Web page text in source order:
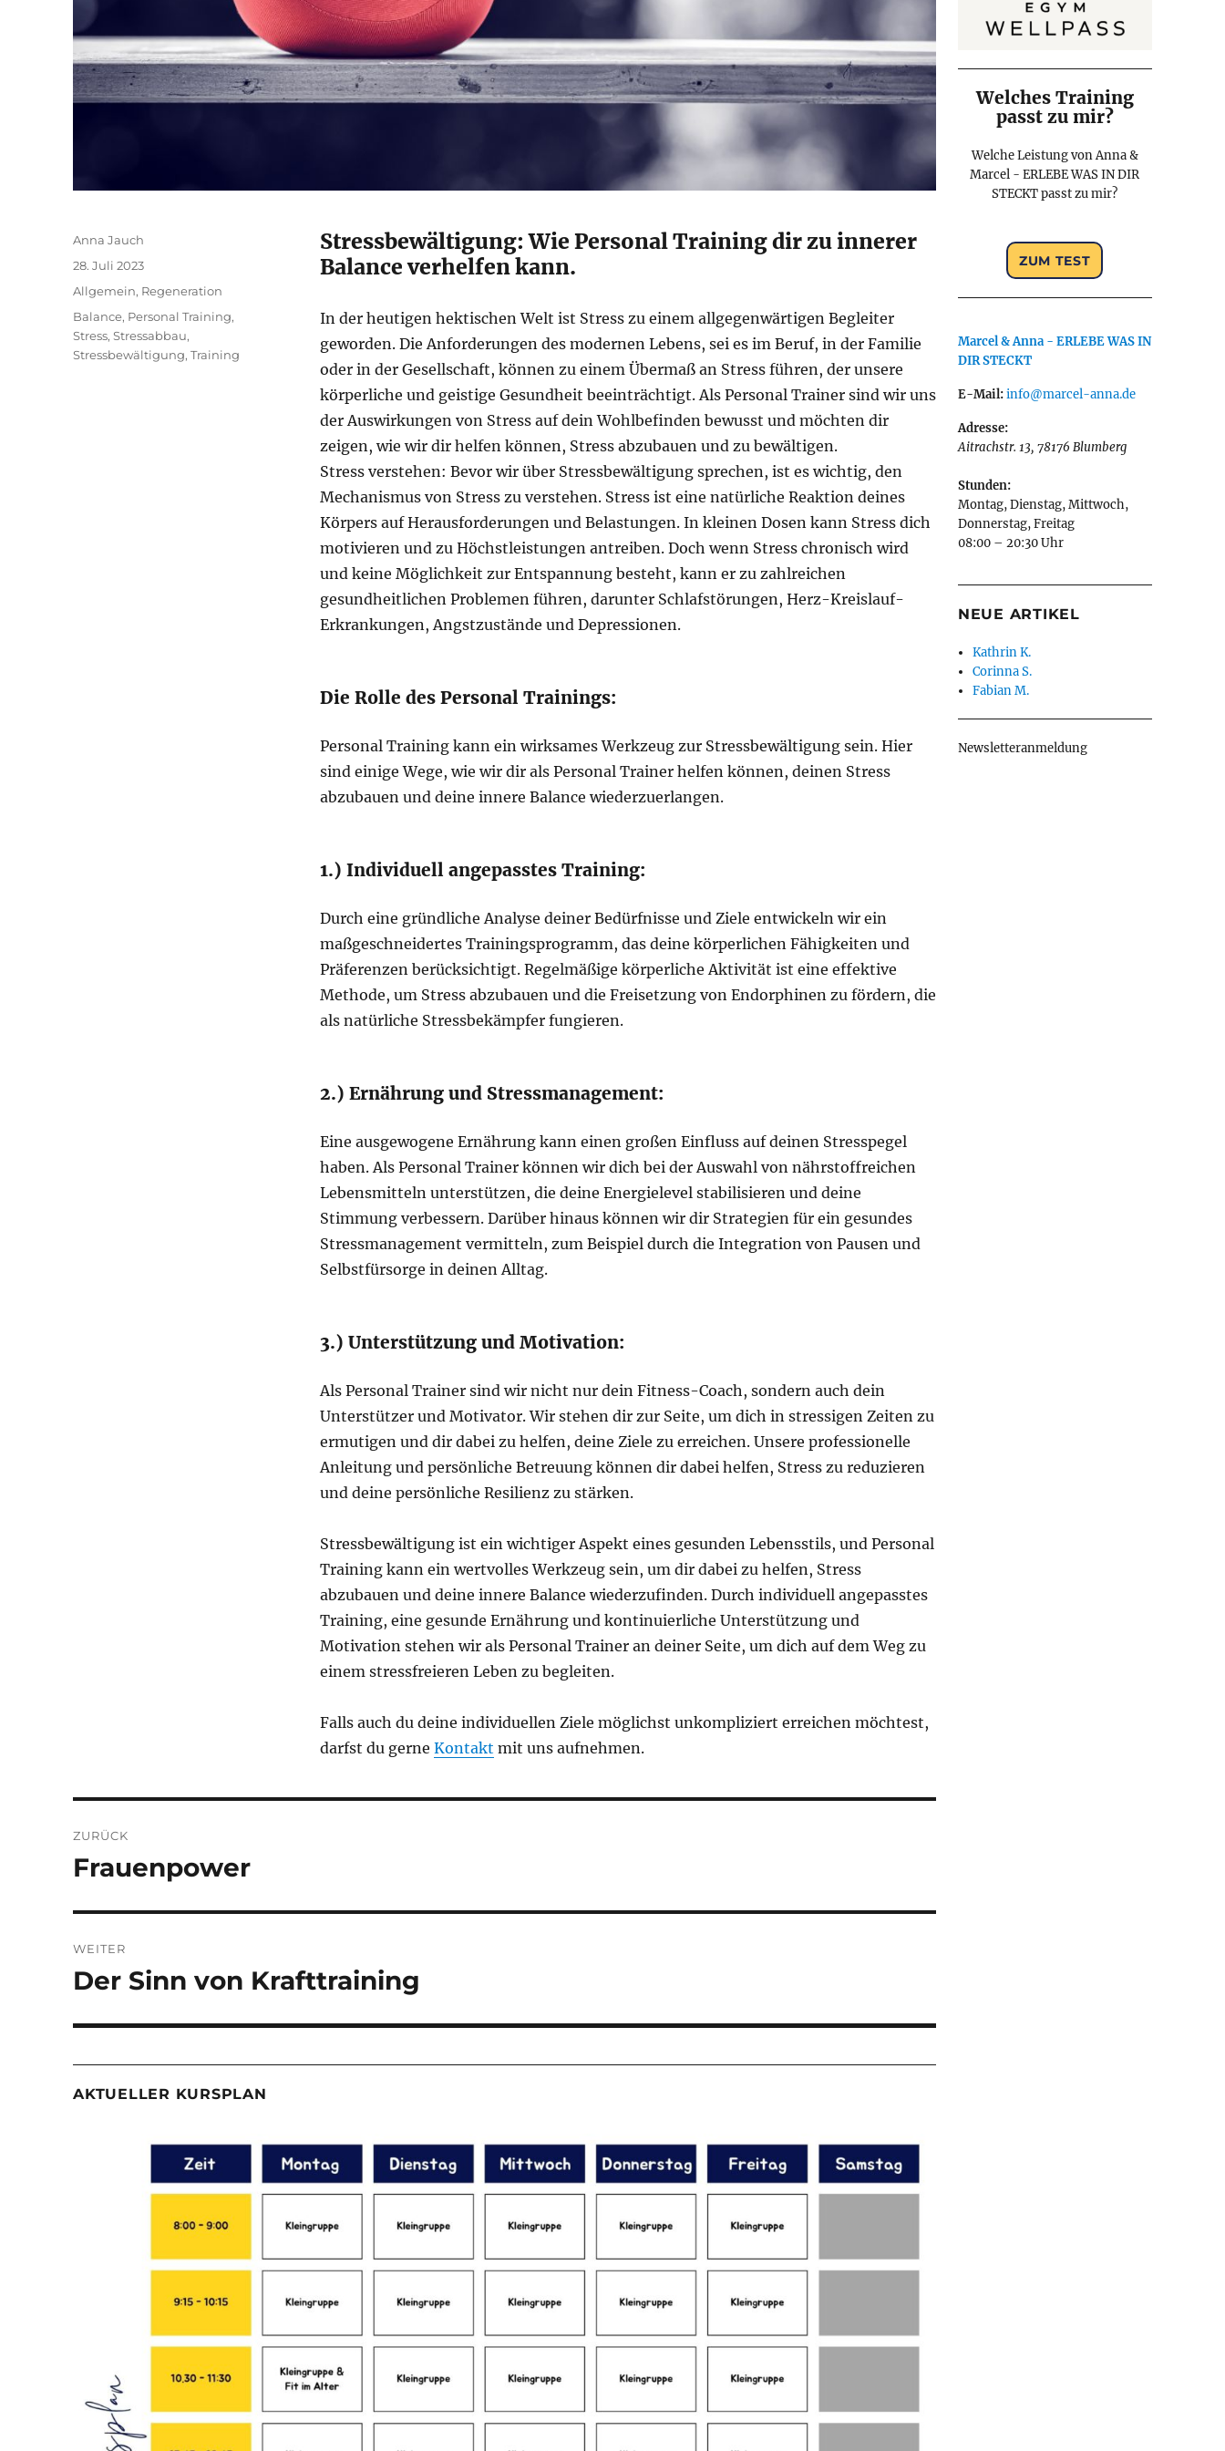
Stressbewältigung: Wie Personal Training dir zu innerer
Balance verhelfen kann.
In der heutigen hektischen Welt ist Stress zu einem allgegenwärtigen Begleiter
geworden.Die Anforderungen des modernen Lebens, sei es im Beruf, in der Familie
oder in der Gesellschaft, können zu einem Übermaß an Stress führen, der unsere
körperliche und geistige Gesundheit beeinträchtigt. Als Personal Trainer sind wir uns
der Auswirkungen von Stress auf dein Wohlbefinden bewusst und möchten dir
zeigen, wie wir dir helfen können, Stress abzubauen und zu bewältigen.
Stress verstehen: Bevor wir über Stressbewältigung sprechen, ist es wichtig, den
Mechanismus von Stress zu verstehen. Stress ist eine natürliche Reaktion deines
Körpers auf Herausforderungen und Belastungen. In kleinen Dosen kann Stress dich
motivieren und zu Höchstleistungen antreiben. Doch wenn Stress chronisch wird
und keine Möglichkeit zur Entspannung besteht, kann er zu zahlreichen
gesundheitlichen Problemen führen, darunter Schlafstörungen, Herz-Kreislauf-
Erkrankungen, Angstzustände und Depressionen.
Die Rolle des Personal Trainings:
Personal Training kann ein wirksames Werkzeug zur Stressbewältigung sein. Hier
sind einige Wege, wie wir dir als Personal Trainer helfen können, deinen Stress
abzubauen und deine innere Balance wiederzuerlangen.
1.) Individuell angepasstes Training:
Durch eine gründliche Analyse deiner Bedürfnisse und Ziele entwickeln wir ein
maßgeschneidertes Trainingsprogramm, das deine körperlichen Fähigkeiten und
Präferenzen berücksichtigt. Regelmäßige körperliche Aktivität ist eine effektive
Methode, um Stress abzubauen und die Freisetzung von Endorphinen zu fördern, die
als natürliche Stressbekämpfer fungieren.
2.) Ernährung und Stressmanagement:
Eine ausgewogene Ernährung kann einen großen Einfluss auf deinen Stresspegel
haben. Als Personal Trainer können wir dich bei der Auswahl von nährstoffreichen
Lebensmitteln unterstützen, die deine Energielevel stabilisieren und deine
Stimmung verbessern. Darüber hinaus können wir dir Strategien für ein gesundes
Stressmanagement vermitteln, zum Beispiel durch die Integration von Pausen und
Selbstfürsorge in deinen Alltag.
3.) Unterstützung und Motivation:
Als Personal Trainer sind wir nicht nur dein Fitness-Coach, sondern auch dein
Unterstützer und Motivator. Wir stehen dir zur Seite, um dich in stressigen Zeiten zu
ermutigen und dir dabei zu helfen, deine Ziele zu erreichen. Unsere professionelle
Anleitung und persönliche Betreuung können dir dabei helfen, Stress zu reduzieren
und deine persönliche Resilienz zu stärken.
Stressbewältigung ist ein wichtiger Aspekt eines gesunden Lebensstils, und Personal
Training kann ein wertvolles Werkzeug sein, um dir dabei zu helfen, Stress
abzubauen und deine innere Balance wiederzufinden. Durch individuell angepasstes
Training, eine gesunde Ernährung und kontinuierliche Unterstützung und
Motivation stehen wir als Personal Trainer an deiner Seite, um dich auf dem Weg zu
einem stressfreieren Leben zu begleiten.
Falls auch du deine individuellen Ziele möglichst unkompliziert erreichen möchtest,
darfst du gerne Kontakt mit uns aufnehmen.
Autor
Anna Jauch
Veröffentlicht
am
28. Juli 2023
Kategorien
Allgemein, Regeneration
Schlagwörter
Balance, Personal Training,
Stress,Stressabbau,
Stressbewältigung,Training
ZURÜCK
Vorheriger
Frauenpower
WEITER
Nächster
Der Sinn von Krafttraining
AKTUELLER KURSPLAN
Welches Training
passt zu mir?
Welche Leistung von Anna &
Marcel - ERLEBE WAS IN DIR
STECKT passt zu mir?
Marcel & Anna - ERLEBE WAS IN
DIR STECKT
E-Mail:info@marcel-anna.de
Adresse:
Aitrachstr. 13, 78176 Blumberg
Stunden:
Montag, Dienstag, Mittwoch,
Donnerstag, Freitag
08:00 – 20:30 Uhr
NEUE ARTIKEL
Kathrin K.
Corinna S.
Fabian M.
Newsletteranmeldung